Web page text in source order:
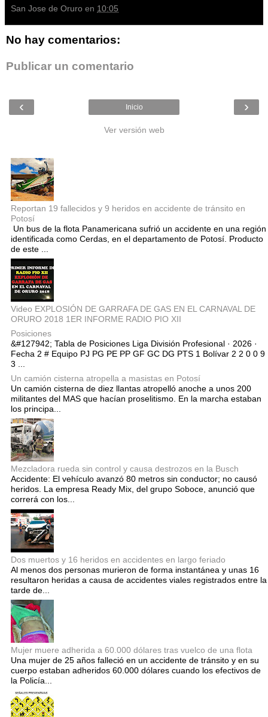
San Jose de Oruro en 10:05
No hay comentarios:
Publicar un comentario
‹ ›
Inicio
Ver versión web
Reportan 19 fallecidos y 9 heridos en accidente de tránsito en
Potosí
Un bus de la flota Panamericana sufrió un accidente en una región
identificada como Cerdas, en el departamento de Potosí. Producto
de este ...
Video EXPLOSIÓN DE GARRAFA DE GAS EN EL CARNAVAL DE
ORURO 2018 1ER INFORME RADIO PIO XII
Posiciones
&#127942; Tabla de Posiciones Liga División Profesional · 2026 ·
Fecha 2 # Equipo PJ PG PE PP GF GC DG PTS 1 Bolívar 2 2 0 0 9
3 ...
Un camión cisterna atropella a masistas en Potosí
Un camión cisterna de diez llantas atropelló anoche a unos 200
militantes del MAS que hacían proselitismo. En la marcha estaban
los principa...
Mezcladora rueda sin control y causa destrozos en la Busch
Accidente: El vehículo avanzó 80 metros sin conductor; no causó
heridos. La empresa Ready Mix, del grupo Soboce, anunció que
correrá con los...
Dos muertos y 16 heridos en accidentes en largo feriado
Al menos dos personas murieron de forma instantánea y unas 16
resultaron heridas a causa de accidentes viales registrados entre la
tarde de...
Mujer muere adherida a 60.000 dólares tras vuelco de una flota
Una mujer de 25 años falleció en un accidente de tránsito y en su
cuerpo estaban adheridos 60.000 dólares cuando los efectivos de
la Policía...